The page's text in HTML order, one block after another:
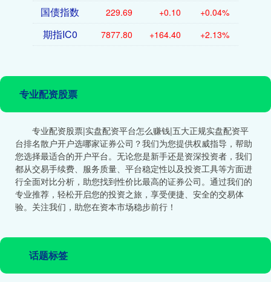
国债指数 229.69 +0.10 +0.04%
期指IC0 7877.80 +164.40 +2.13%
专业配资股票
专业配资股票|实盘配资平台怎么赚钱|五大正规实盘配资平
台排名散户开户选哪家证券公司？我们为您提供权威指导，帮助
您选择最适合的开户平台。无论您是新手还是资深投资者，我们
都从交易手续费、服务质量、平台稳定性以及投资工具等方面进
行全面对比分析，助您找到性价比最高的证券公司。通过我们的
专业推荐，轻松开启您的投资之旅，享受便捷、安全的交易体
验。关注我们，助您在资本市场稳步前行！
话题标签